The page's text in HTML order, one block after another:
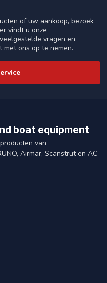
of uw aankoop, bezoek
vindt u onze
vragen en
met ons op te nemen.
boat equipment
van
Airmar, Scanstrut en AC